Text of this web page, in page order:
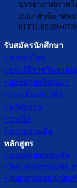
บรรยากาศภาพโ
2562 หัวข้อ “ศิล
รับสมัครนักศึกษา
• ลงทะเบียน
• ประวัติราชวิทยาลั
• ยุทธศาสตร์คณะฯ
• ประเด็นงานวิจัย
• นวัตกรรม
• รางวัล
• ความร่วมมือ
หลักสูตร
• แพทยศาสตรบัณฑิต
• วิทยาศาสตรบัณฑิต
• วิทยาศาสตรมหาบัณ